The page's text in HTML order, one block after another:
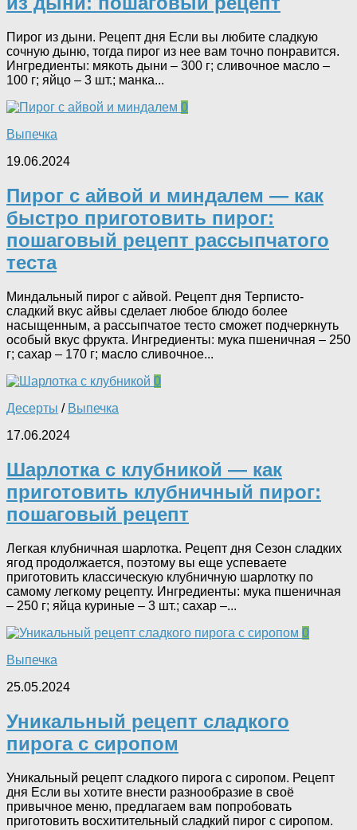
Пирог из дыни. Рецепт дня Если вы любите сладкую
сочную дыню, тогда пирог из нее вам точно понравится.
Ингредиенты: мякоть дыни – 300 г; сливочное масло –
100 г; яйцо – 3 шт.; манка...
0
Выпечка
19.06.2024
Пирог с айвой и миндалем — как
быстро приготовить пирог:
пошаговый рецепт рассыпчатого
теста
Миндальный пирог с айвой. Рецепт дня Терписто-
сладкий вкус айвы сделает любое блюдо более
насыщенным, а рассыпчатое тесто сможет подчеркнуть
особый вкус фрукта. Ингредиенты: мука пшеничная – 250
г; сахар – 170 г; масло сливочное...
0
Десерты / Выпечка
17.06.2024
Шарлотка с клубникой — как
приготовить клубничный пирог:
пошаговый рецепт
Легкая клубничная шарлотка. Рецепт дня Сезон сладких
ягод продолжается, поэтому вы еще успеваете
приготовить классическую клубничную шарлотку по
самому легкому рецепту. Ингредиенты: мука пшеничная
– 250 г; яйца куриные – 3 шт.; сахар –...
0
Выпечка
25.05.2024
Уникальный рецепт сладкого
пирога с сиропом
Уникальный рецепт сладкого пирога с сиропом. Рецепт
дня Если вы хотите внести разнообразие в своё
привычное меню, предлагаем вам попробовать
приготовить восхитительный сладкий пирог с сиропом.